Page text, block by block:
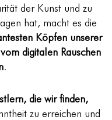
der Kunst und zu
hat, macht es die
Köpfen unserer
digitalen Rauschen
.
die wir finden,
zu erreichen und